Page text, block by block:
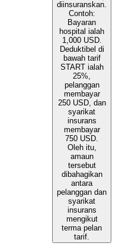
diinsuranskan.
Contoh:
Bayaran
hospital ialah
1,000 USD.
Deduktibel di
bawah tarif
START ialah
25%,
pelanggan
membayar
250 USD, dan
syarikat
insurans
membayar
750 USD.
Oleh itu,
amaun
tersebut
dibahagikan
antara
pelanggan dan
syarikat
insurans
mengikut
terma pelan
tarif.